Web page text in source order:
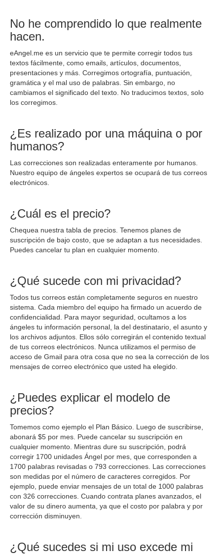
No he comprendido lo que realmente
hacen.
eAngel.me es un servicio que te permite corregir todos tus
textos fácilmente, como emails, artículos, documentos,
presentaciones y más. Corregimos ortografía, puntuación,
gramática y el mal uso de palabras. Sin embargo, no
cambiamos el significado del texto. No traducimos textos, solo
los corregimos.
¿Es realizado por una máquina o por
humanos?
Las correcciones son realizadas enteramente por humanos.
Nuestro equipo de ángeles expertos se ocupará de tus correos
electrónicos.
¿Cuál es el precio?
Chequea nuestra tabla de precios. Tenemos planes de
suscripción de bajo costo, que se adaptan a tus necesidades.
Puedes cancelar tu plan en cualquier momento.
¿Qué sucede con mi privacidad?
Todos tus correos están completamente seguros en nuestro
sistema. Cada miembro del equipo ha firmado un acuerdo de
confidencialidad. Para mayor seguridad, ocultamos a los
ángeles tu información personal, la del destinatario, el asunto y
los archivos adjuntos. Ellos sólo corregirán el contenido textual
de tus correos electrónicos. Nunca utilizamos el permiso de
acceso de Gmail para otra cosa que no sea la corrección de los
mensajes de correo electrónico que usted ha elegido.
¿Puedes explicar el modelo de
precios?
Tomemos como ejemplo el Plan Básico. Luego de suscribirse,
abonará $5 por mes. Puede cancelar su suscripción en
cualquier momento. Mientras dure su suscripción, podrá
corregir 1700 unidades Ángel por mes, que corresponden a
1700 palabras revisadas o 793 correcciones. Las correcciones
son medidas por el número de caracteres corregidos. Por
ejemplo, puede enviar mensajes de un total de 1000 palabras
con 326 correcciones. Cuando contrata planes avanzados, el
valor de su dinero aumenta, ya que el costo por palabra y por
corrección disminuyen.
¿Qué sucedes si mi uso excede mi